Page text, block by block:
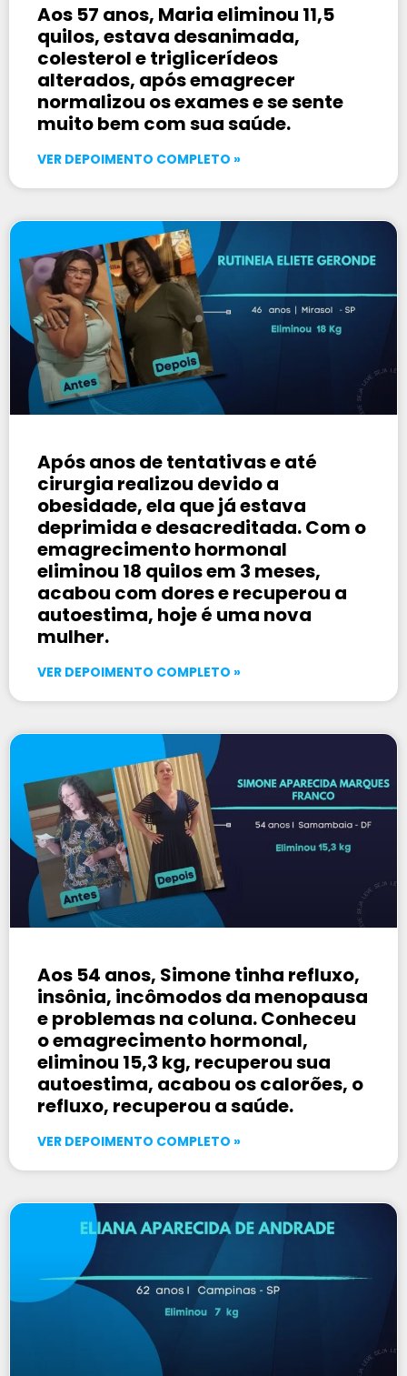
Aos 57 anos, Maria eliminou 11,5
quilos, estava desanimada,
colesterol e triglicerídeos
alterados, após emagrecer
normalizou os exames e se sente
muito bem com sua saúde.
VER DEPOIMENTO COMPLETO »
Após anos de tentativas e até
cirurgia realizou devido a
obesidade, ela que já estava
deprimida e desacreditada. Com o
emagrecimento hormonal
eliminou 18 quilos em 3 meses,
acabou com dores e recuperou a
autoestima, hoje é uma nova
mulher.
VER DEPOIMENTO COMPLETO »
Aos 54 anos, Simone tinha refluxo,
insônia, incômodos da menopausa
e problemas na coluna. Conheceu
o emagrecimento hormonal,
eliminou 15,3 kg, recuperou sua
autoestima, acabou os calorões, o
refluxo, recuperou a saúde.
VER DEPOIMENTO COMPLETO »